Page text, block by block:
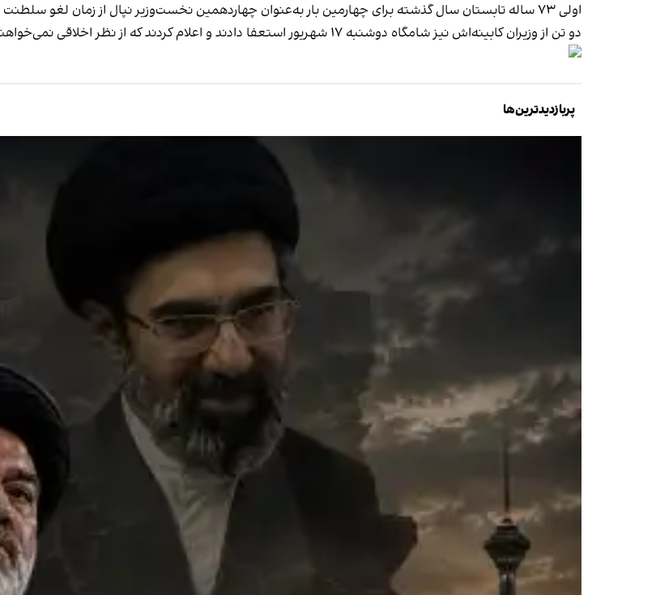
اولی ۷۳ ساله تابستان سال گذشته برای چهارمین بار به‌عنوان چهاردهمین نخست‌وزیر نپال از زمان لغو سلطنت سوگند یاد کرده بود.
دو تن از وزیران کابینه‌اش نیز شامگاه دوشنبه ۱۷ شهریور استعفا دادند و اعلام کردند که از نظر اخلاقی نمی‌خواهند در دولت باقی بمانند.
پربازدیدترین‌ها